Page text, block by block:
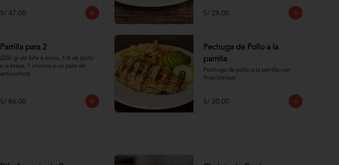
S/ 47.00 S/ 28.00
Parrilla para 2
(200 gr de bife o lomo, 1/4 de pollo
a la brasa, 1 chorizo y un palo de
anticuchos)
S/ 86.00
Pechuga de Pollo a la
parrilla
Pechuga de pollo a la parrilla con
finas hierbas
S/ 30.00